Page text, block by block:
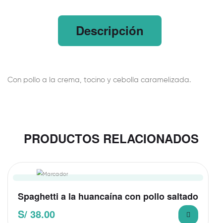
Descripción
Con pollo a la crema, tocino y cebolla caramelizada.
PRODUCTOS RELACIONADOS
Spaghetti a la huancaína con pollo saltado
S/ 38.00